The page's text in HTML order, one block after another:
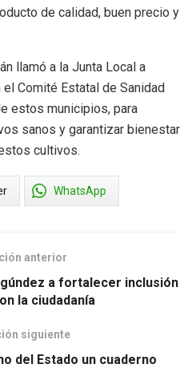
de calidad, buen precio y
llamó a la Junta Local a
Comité Estatal de Sanidad
estos municipios, para
sanos y garantizar bienestar
cultivos.
WhatsApp
anterior
a fortalecer inclusión
la ciudadanía
siguiente
del Estado un cuaderno